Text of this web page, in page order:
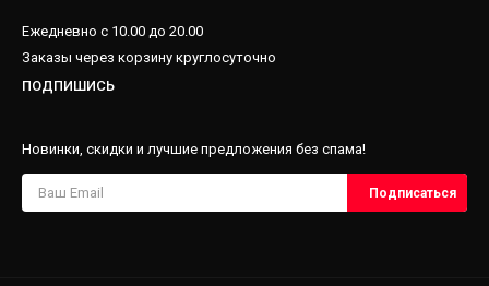
Ежедневно с 10.00 до 20.00
Заказы через корзину круглосуточно
ПОДПИШИСЬ
Новинки, скидки и лучшие предложения без спама!